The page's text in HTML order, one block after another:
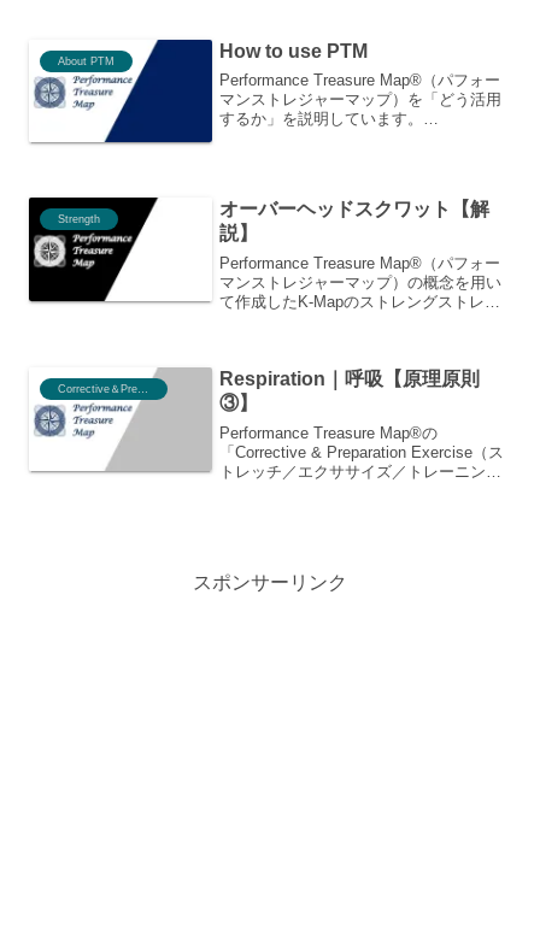
Map®（パフォーマンストレジャーマッ
プ）のOriginal K-Mapをもとに紐解き、
より深く理解することを目的としていま
す。
About PTM How to use PTM
Performance Treasure Map®（パフォー
マンストレジャーマップ）を「どう活用
するか」を説明しています。
化して紐解いたり，アスリートの指導に
関わる全てのスタッフでPerformance
Treasure Map®を教科書代わりに共通言
語で確認し合うことができます。パフォ
ーマンス向上の手がかりとして，
Performance Treasure Map®が活用でき
ます。
Strength
オーバーヘッドスクワット【解
説】
Performance Treasure Map®（パフォー
マンストレジャーマップ）の概念を用い
て作成したK-Mapのストレングストレー
成功への道筋を明確にし、あなたのパフ
ォーマンスを最大化するためのヒントや
ポイントを紹介しています。
Corrective＆Preparation
Respiration｜呼吸【原理原則
③】
Performance Treasure Map®の
「Corrective & Preparation Exercise（ス
トレッチ／エクササイズ／トレーニン
念、呼吸主要筋と補助筋の役割など、呼
スポンサーリンク